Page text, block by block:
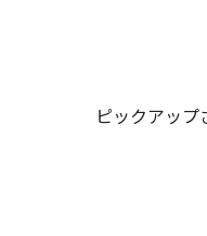
ピックアップ